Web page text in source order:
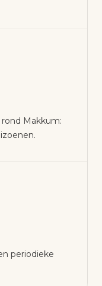
Makkum:
periodieke